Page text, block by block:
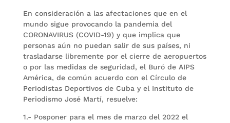
En consideración a las afectaciones que en el
mundo sigue provocando la pandemia del
CORONAVIRUS (COVID-19) y que implica que
personas aún no puedan salir de sus países, ni
trasladarse libremente por el cierre de aeropuertos
o por las medidas de seguridad, el Buró de AIPS
América, de común acuerdo con el Círculo de
Periodistas Deportivos de Cuba y el Instituto de
Periodismo José Martí, resuelve:
1.- Posponer para el mes de marzo del 2022 el